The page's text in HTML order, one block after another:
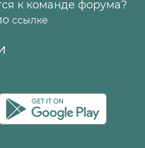
к команде форума?
ссылке